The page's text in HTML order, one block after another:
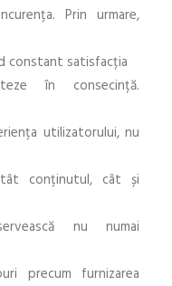
Prin urmare,
constant satisfacția
în consecință.
utilizatorului, nu
conținutul, cât și
nu numai
precum furnizarea